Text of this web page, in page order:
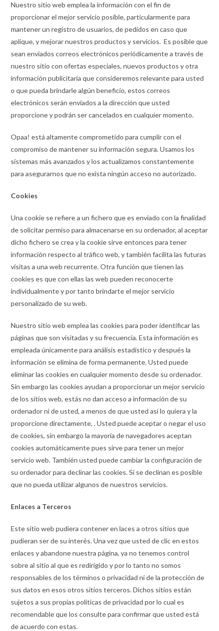
Nuestro sitio web emplea la información con el fin de
proporcionar el mejor servicio posible, particularmente para
mantener un registro de usuarios, de pedidos en caso que
aplique, y mejorar nuestros productos y servicios. Es posible que
sean enviados correos electrónicos periódicamente a través de
nuestro sitio con ofertas especiales, nuevos productos y otra
información publicitaria que consideremos relevante para usted
o que pueda brindarle algún beneficio, estos correos
electrónicos serán enviados a la dirección que usted
proporcione y podrán ser cancelados en cualquier momento.
Opaa! está altamente comprometido para cumplir con el
compromiso de mantener su información segura. Usamos los
sistemas más avanzados y los actualizamos constantemente
para asegurarnos que no exista ningún acceso no autorizado.
Cookies
Una cookie se refiere a un fichero que es enviado con la finalidad
de solicitar permiso para almacenarse en su ordenador, al aceptar
dicho fichero se crea y la cookie sirve entonces para tener
información respecto al tráfico web, y también facilita las futuras
visitas a una web recurrente. Otra función que tienen las
cookies es que con ellas las web pueden reconocerte
individualmente y por tanto brindarte el mejor servicio
personalizado de su web.
Nuestro sitio web emplea las cookies para poder identificar las
páginas que son visitadas y su frecuencia. Esta información es
empleada únicamente para análisis estadístico y después la
información se elimina de forma permanente. Usted puede
eliminar las cookies en cualquier momento desde su ordenador.
Sin embargo las cookies ayudan a proporcionar un mejor servicio
de los sitios web, estás no dan acceso a información de su
ordenador ni de usted, a menos de que usted así lo quiera y la
proporcione directamente, . Usted puede aceptar o negar el uso
de cookies, sin embargo la mayoría de navegadores aceptan
cookies automáticamente pues sirve para tener un mejor
servicio web. También usted puede cambiar la configuración de
su ordenador para declinar las cookies. Si se declinan es posible
que no pueda utilizar algunos de nuestros servicios.
Enlaces a Terceros
Este sitio web pudiera contener en laces a otros sitios que
pudieran ser de su interés. Una vez que usted de clic en estos
enlaces y abandone nuestra página, ya no tenemos control
sobre al sitio al que es redirigido y por lo tanto no somos
responsables de los términos o privacidad ni de la protección de
sus datos en esos otros sitios terceros. Dichos sitios están
sujetos a sus propias políticas de privacidad por lo cual es
recomendable que los consulte para confirmar que usted está
de acuerdo con estas.